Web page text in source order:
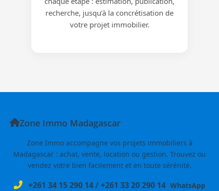
recherche, jusqu’à la concrétisation de
votre projet immobilier.
Zone Immo Madagascar
Zone Immo accompagne vos projets immobiliers à
Madagascar : achat, vente, location ou gestion. Trouvez ou
vendez votre bien facilement et en toute sérénité.
+261 34 15 290 14/+261 33 20 290 14 WhatsApp